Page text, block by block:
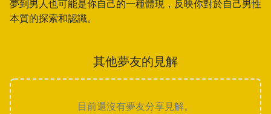
夢到男人也可能是你自己的一種體現，反映你對於自己男性
本質的探索和認識。
其他夢友的見解
目前還沒有夢友分享見解。